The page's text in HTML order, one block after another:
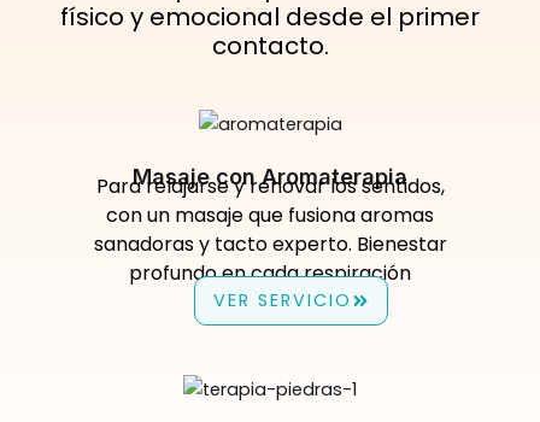
físico y emocional desde el primer
contacto.
Masaje con Aromaterapia
Para relajarse y renovar los sentidos,
con un masaje que fusiona aromas
sanadoras y tacto experto. Bienestar
profundo en cada respiración
VER SERVICIO